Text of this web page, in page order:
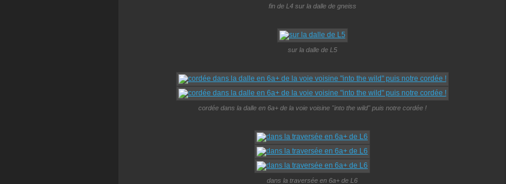
fin de L4 sur la dalle de gneiss
sur la dalle de L5
cordée dans la dalle en 6a+ de la voie voisine "into the wild" puis notre cordée !
dans la traversée en 6a+ de L6